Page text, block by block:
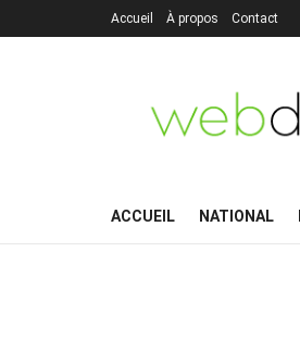
Accueil À propos Contact
ACCUEIL NATIONAL